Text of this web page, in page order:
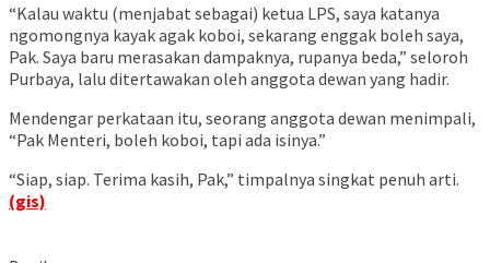
“Kalau waktu (menjabat sebagai) ketua LPS, saya katanya
ngomongnya kayak agak koboi, sekarang enggak boleh saya,
Pak. Saya baru merasakan dampaknya, rupanya beda,” seloroh
Purbaya, lalu ditertawakan oleh anggota dewan yang hadir.
Mendengar perkataan itu, seorang anggota dewan menimpali,
“Pak Menteri, boleh koboi, tapi ada isinya.”
“Siap, siap. Terima kasih, Pak,” timpalnya singkat penuh arti.
(gis)